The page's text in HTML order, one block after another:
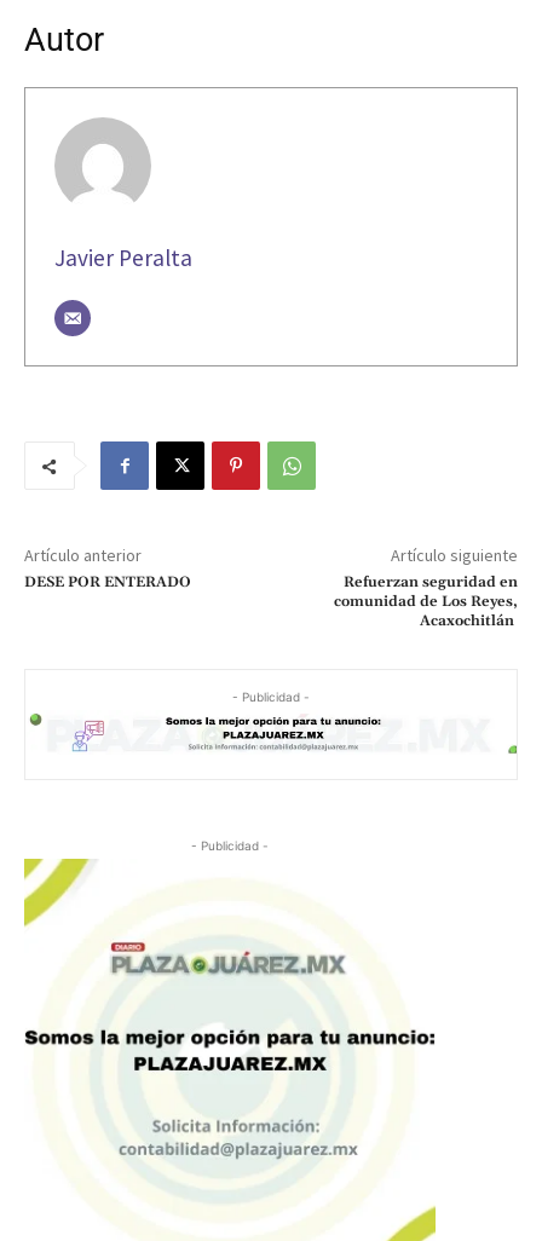
Autor
Javier Peralta
Artículo anterior
DESE POR ENTERADO
Artículo siguiente
Refuerzan seguridad en
comunidad de Los Reyes,
Acaxochitlán
- Publicidad -
- Publicidad -